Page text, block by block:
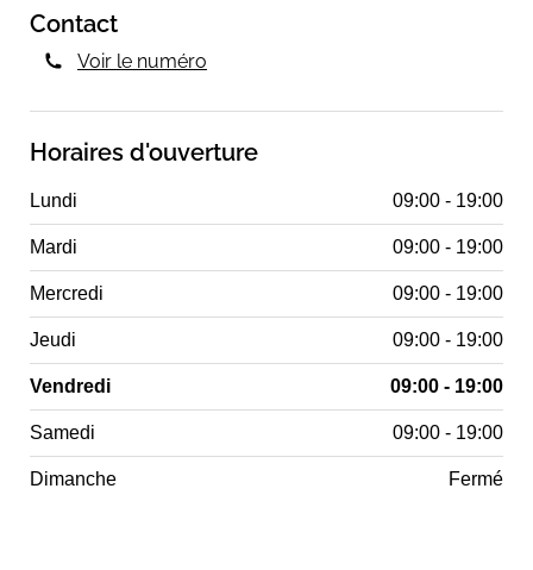
Contact
Voir le numéro
Horaires d'ouverture
Lundi 09:00 - 19:00
Mardi 09:00 - 19:00
Mercredi 09:00 - 19:00
Jeudi 09:00 - 19:00
Vendredi 09:00 - 19:00
Samedi 09:00 - 19:00
Dimanche Fermé